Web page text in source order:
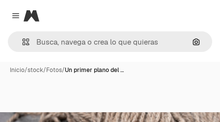
Close menu
Magnific
Inicio/stock/Fotos/Un primer plano del …